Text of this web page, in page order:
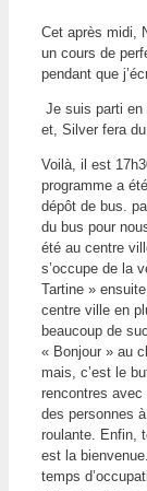
Cet après midi,
un cours de
pendant que
Je suis parti en
et, Silver fera
Voilà, il est
programme a
dépôt de bus.
du bus pour
été au centre
s’occupe de la
Tartine »
centre ville en
beaucoup de
« Bonjour » au
mais, c’est le
rencontres avec
des personnes
roulante. Enfin,
est la
temps